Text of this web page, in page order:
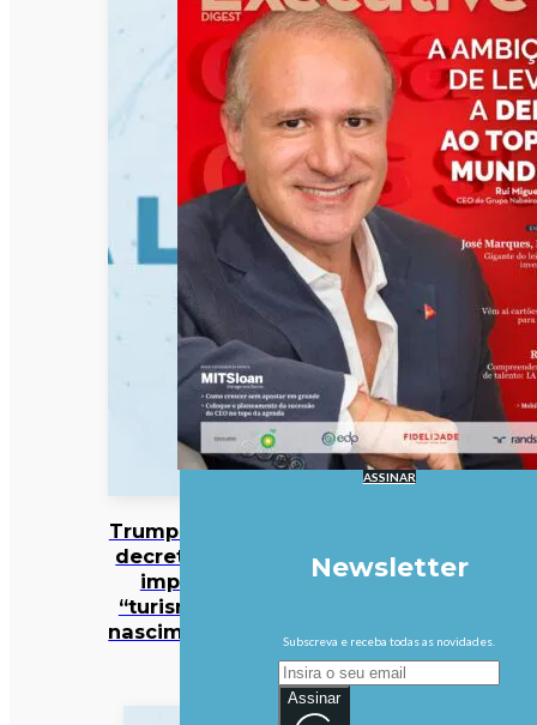
Trump assina
decreto que
impede
“turismo de
nascimentos”
ASSINAR
Newsletter
Subscreva e receba todas as novidades.
Assinar